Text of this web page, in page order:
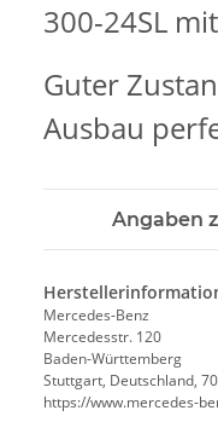
300-24SL
Guter
Ausbau
Angaben
Mercedes-Benz
Mercedesstr. 120
Baden-Württemberg
Stuttgart, Deutschland,
https://www.mercedes-